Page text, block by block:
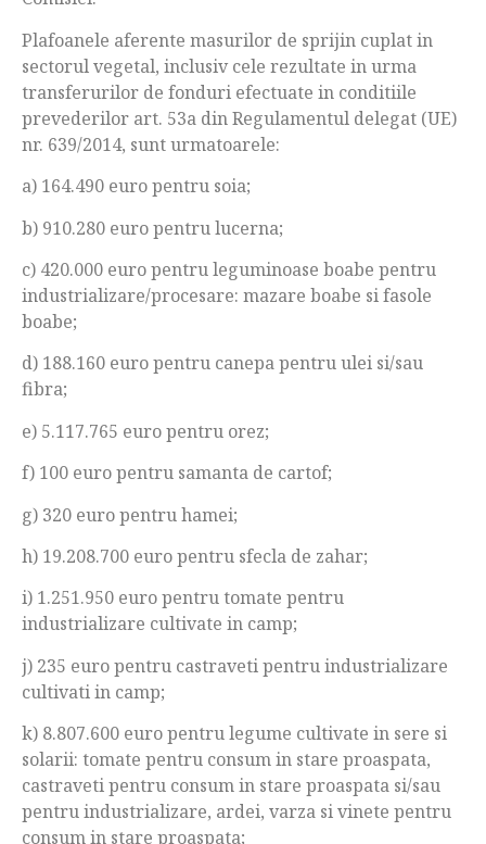
Plafoanele aferente masurilor de sprijin cuplat in
sectorul vegetal, inclusiv cele rezultate in urma
transferurilor de fonduri efectuate in conditiile
prevederilor art. 53a din Regulamentul delegat (UE)
nr. 639/2014, sunt urmatoarele:
a) 164.490 euro pentru soia;
b) 910.280 euro pentru lucerna;
c) 420.000 euro pentru leguminoase boabe pentru
industrializare/procesare: mazare boabe si fasole
boabe;
d) 188.160 euro pentru canepa pentru ulei si/sau
fibra;
e) 5.117.765 euro pentru orez;
f) 100 euro pentru samanta de cartof;
g) 320 euro pentru hamei;
h) 19.208.700 euro pentru sfecla de zahar;
i) 1.251.950 euro pentru tomate pentru
industrializare cultivate in camp;
j) 235 euro pentru castraveti pentru industrializare
cultivati in camp;
k) 8.807.600 euro pentru legume cultivate in sere si
solarii: tomate pentru consum in stare proaspata,
castraveti pentru consum in stare proaspata si/sau
pentru industrializare, ardei, varza si vinete pentru
consum in stare proaspata;